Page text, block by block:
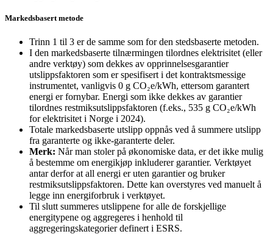
Markedsbasert metode
Trinn 1 til 3 er de samme som for den stedsbaserte metoden.
I den markedsbaserte tilnærmingen tilordnes elektrisitet (eller
andre verktøy) som dekkes av opprinnelsesgarantier
utslippsfaktoren som er spesifisert i det kontraktsmessige
instrumentet, vanligvis 0 g CO₂e/kWh, ettersom garantert
energi er fornybar. Energi som ikke dekkes av garantier
tilordnes restmiksutslippsfaktoren (f.eks., 535 g CO₂e/kWh
for elektrisitet i Norge i 2024).
Totale markedsbaserte utslipp oppnås ved å summere utslipp
fra garanterte og ikke-garanterte deler.
Merk: Når man stoler på økonomiske data, er det ikke mulig
å bestemme om energikjøp inkluderer garantier. Verktøyet
antar derfor at all energi er uten garantier og bruker
restmiksutslippsfaktoren. Dette kan overstyres ved manuelt å
legge inn energiforbruk i verktøyet.
Til slutt summeres utslippene for alle de forskjellige
energitypene og aggregeres i henhold til
aggregeringskategorier definert i ESRS.